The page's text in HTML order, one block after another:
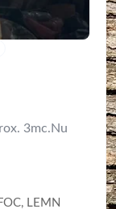
3mc.Nu
, LEMN